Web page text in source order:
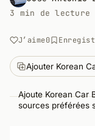
3 min de lecture
J’aime0
Ajouter Korean
Ajoute Korean Car
sources préférées